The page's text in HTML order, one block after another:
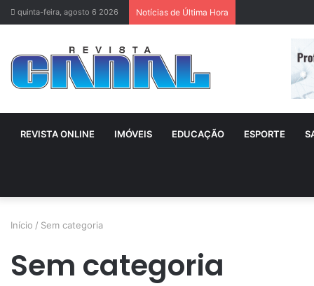
quinta-feira, agosto 6 2026 Notícias de Última Hora
REVISTA ONLINE IMÓVEIS EDUCAÇÃO ESPORTE
Início / Sem categoria
Sem categoria